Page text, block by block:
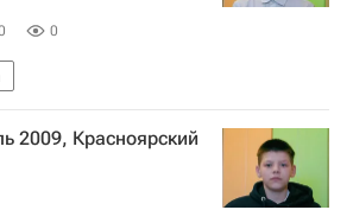
0
2009, Красноярский